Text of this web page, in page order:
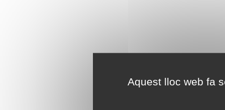
Aquest lloc web fa